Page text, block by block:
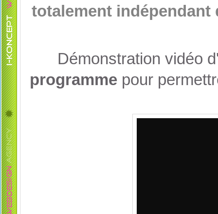
totalement indépendant
Démonstration vidéo
programme pour